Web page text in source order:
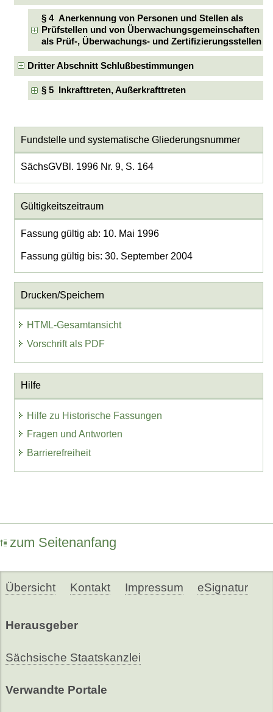
§ 4 Anerkennung von Personen und Stellen als
Prüfstellen und von Überwachungsgemeinschaften
als Prüf-, Überwachungs- und Zertifizierungsstellen
Dritter Abschnitt Schlußbestimmungen
§ 5 Inkrafttreten, Außerkrafttreten
Fundstelle und systematische Gliederungsnummer
SächsGVBl. 1996 Nr. 9, S. 164
Gültigkeitszeitraum
Fassung gültig ab: 10. Mai 1996
Fassung gültig bis: 30. September 2004
Drucken/Speichern
HTML-Gesamtansicht
Vorschrift als PDF
Hilfe
Hilfe zu Historische Fassungen
Fragen und Antworten
Barrierefreiheit
zum Seitenanfang
Übersicht Kontakt Impressum eSignatur
Herausgeber
Sächsische Staatskanzlei
Verwandte Portale